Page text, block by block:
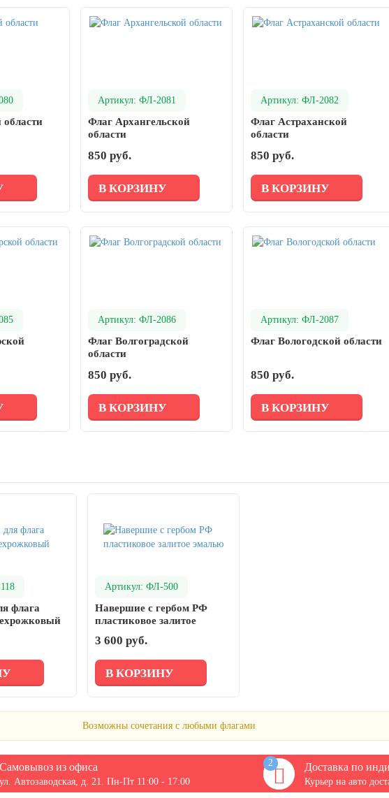
Артикул: ФЛ-2081
Флаг Архангельской
области
850 руб.
В КОРЗИНУ
Артикул: ФЛ-2082
Флаг Астраханской
области
850 руб.
В КОРЗИНУ
Артикул: ФЛ-2086
Флаг Волгоградской
области
850 руб.
В КОРЗИНУ
Артикул: ФЛ-2087
Флаг Вологодской области
850 руб.
В КОРЗИНУ
флага
Артикул: ФЛ-500
Навершие с гербом РФ
пластиковое залитое
3 600 руб.
В КОРЗИНУ
Возможны сочетания с любыми флагами
Самовывоз из офиса
ул. Автозаводская, д. 21. Пн-Пт 11:00 - 17:00
2 Доставка по
Курьер на авто